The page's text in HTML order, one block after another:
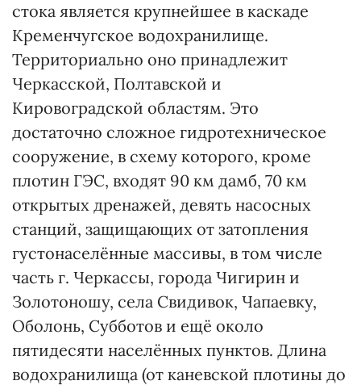
стока является крупнейшее в каскаде
Кременчугское водохранилище.
Территориально оно принадлежит
Черкасской, Полтавской и
Кировоградской областям. Это
достаточно сложное гидротехническое
сооружение, в схему которого, кроме
плотин ГЭС, входят 90 км дамб, 70 км
открытых дренажей, девять насосных
станций, защищающих от затопления
густонаселённые массивы, в том числе
часть г. Черкассы, города Чигирин и
Золотоношу, села Свидивок, Чапаевку,
Оболонь, Субботов и ещё около
пятидесяти населённых пунктов. Длина
водохранилища (от каневской плотины до